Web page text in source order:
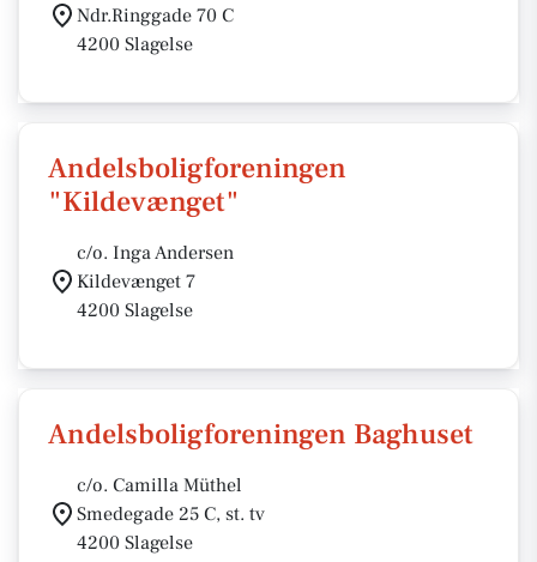
Ndr.Ringgade 70 C
4200 Slagelse
Andelsboligforeningen
"Kildevænget"
c/o. Inga Andersen
Kildevænget 7
4200 Slagelse
Andelsboligforeningen Baghuset
c/o. Camilla Müthel
Smedegade 25 C, st. tv
4200 Slagelse